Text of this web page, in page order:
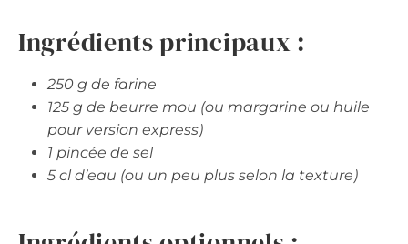
Ingrédients principaux :
250 g de farine
125 g de beurre mou (ou margarine ou huile
pour version express)
1 pincée de sel
5 cl d’eau (ou un peu plus selon la texture)